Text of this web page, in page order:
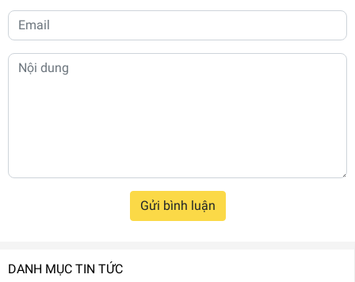
DANH MỤC TIN TỨC
Gửi bình luận